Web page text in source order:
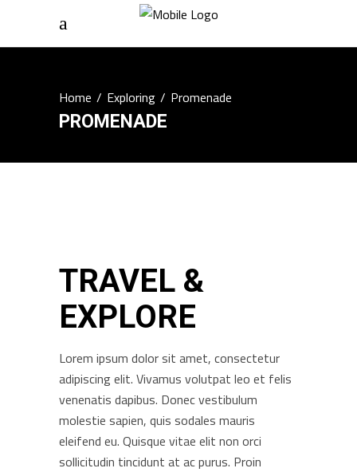
Home/Exploring/Promenade
PROMENADE
TRAVEL &
EXPLORE
Lorem ipsum dolor sit amet, consectetur
adipiscing elit. Vivamus volutpat leo et felis
venenatis dapibus. Donec vestibulum
molestie sapien, quis sodales mauris
eleifend eu. Quisque vitae elit non orci
sollicitudin tincidunt at ac purus. Proin